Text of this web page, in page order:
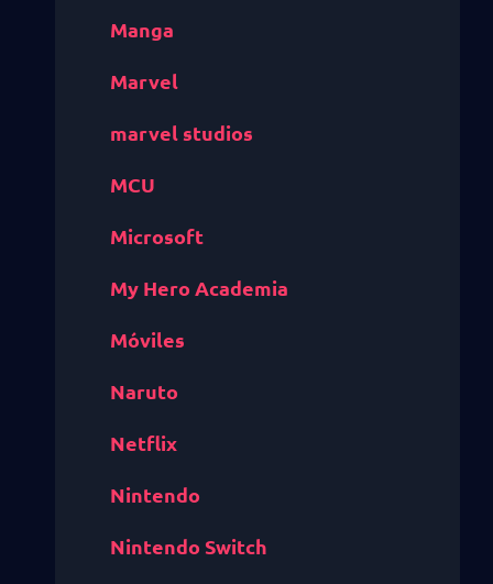
Manga
Marvel
marvel studios
MCU
Microsoft
My Hero Academia
Móviles
Naruto
Netflix
Nintendo
Nintendo Switch